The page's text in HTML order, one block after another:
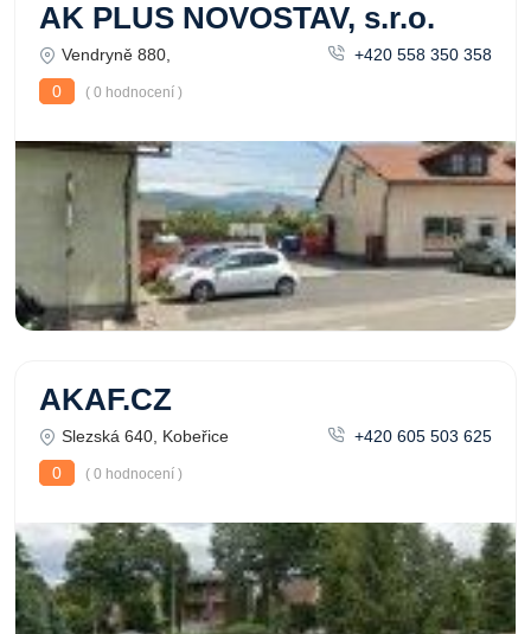
AK PLUS NOVOSTAV, s.r.o.
Vendryně 880,
+420 558 350 358
0
( 0 hodnocení )
AKAF.CZ
Slezská 640, Kobeřice
+420 605 503 625
0
( 0 hodnocení )